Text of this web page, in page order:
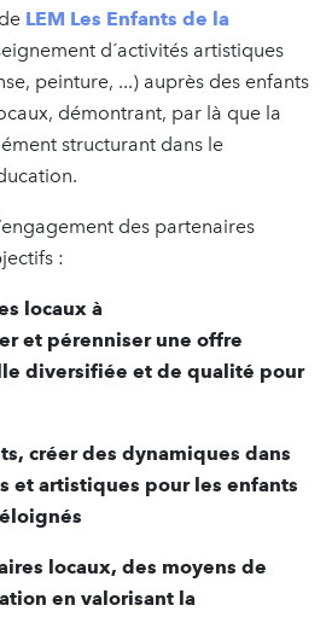
LEM Les Enfants de la
d´activités artistiques
peinture, ...) auprès des enfants
démontrant, par là que la
structurant dans le
des partenaires
:
locaux à
et pérenniser une offre
diversifiée et de qualité pour
créer des dynamiques dans
et artistiques pour les enfants
locaux, des moyens de
en valorisant la